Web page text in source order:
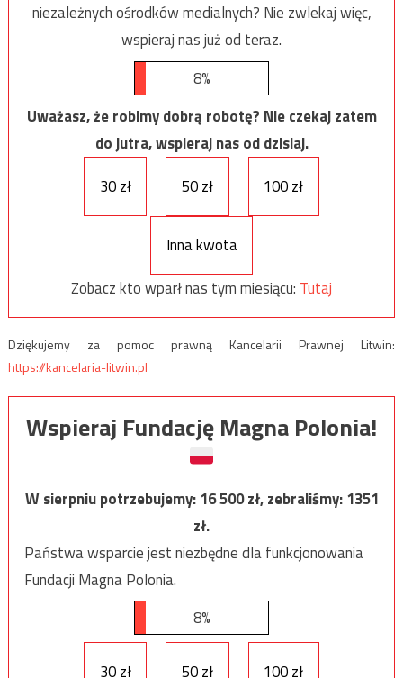
niezależnych ośrodków medialnych? Nie zwlekaj więc,
wspieraj nas już od teraz.
8%
Uważasz, że robimy dobrą robotę? Nie czekaj zatem
do jutra, wspieraj nas od dzisiaj.
30 zł
50 zł 100 zł
Inna kwota
Zobacz kto wparł nas tym miesiącu: Tutaj
Dziękujemy za pomoc prawną Kancelarii Prawnej Litwin:
https://kancelaria-litwin.pl
Wspieraj Fundację Magna Polonia!
W sierpniu potrzebujemy:16 500zł, zebraliśmy:1351
zł.
Państwa wsparcie jest niezbędne dla funkcjonowania
Fundacji Magna Polonia.
8%
30 zł 50 zł 100 zł